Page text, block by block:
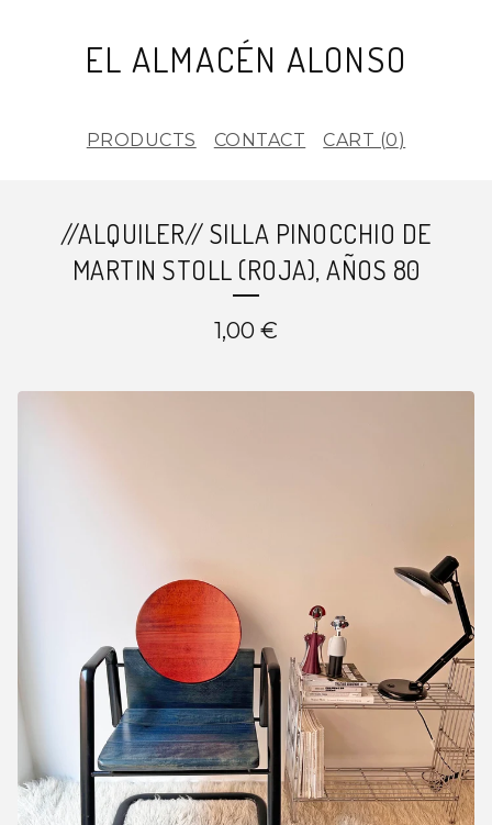
EL ALMACÉN ALONSO
PRODUCTS CONTACT CART (0)
//ALQUILER// SILLA PINOCCHIO DE
MARTIN STOLL (ROJA), AÑOS 80
1,00 €